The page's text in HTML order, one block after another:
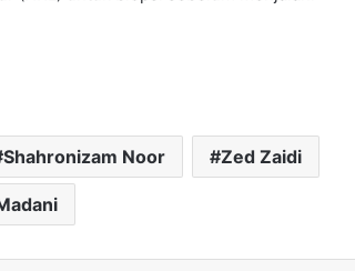
Shahronizam Noor Zed Zaidi